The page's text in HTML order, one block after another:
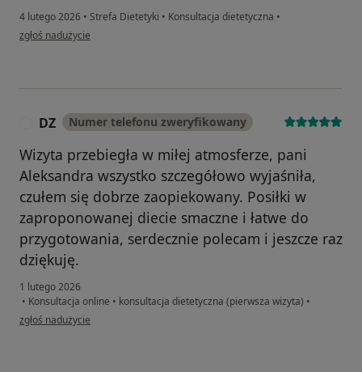
4 lutego 2026 • Strefa Dietetyki • Konsultacja dietetyczna •
w opinii użytkownika Karolina
zgłoś nadużycie
DZ Numer telefonu zweryfikowany
Wizyta przebiegła w miłej atmosferze, pani
Aleksandra wszystko szczegółowo wyjaśniła,
czułem się dobrze zaopiekowany. Posiłki w
zaproponowanej diecie smaczne i łatwe do
przygotowania, serdecznie polecam i jeszcze raz
dziękuję.
1 lutego 2026
• Konsultacja online • konsultacja dietetyczna (pierwsza wizyta) •
w opinii użytkownika DZ
zgłoś nadużycie